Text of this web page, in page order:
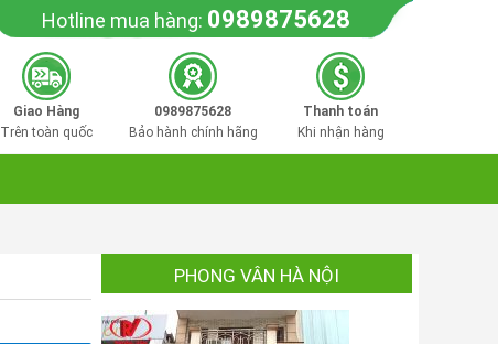
Hotline mua hàng: 0989875628
Giao Hàng
Trên toàn quốc
0989875628
Bảo hành chính hãng
Thanh toán
Khi nhận hàng
PHONG VÂN HÀ NỘI